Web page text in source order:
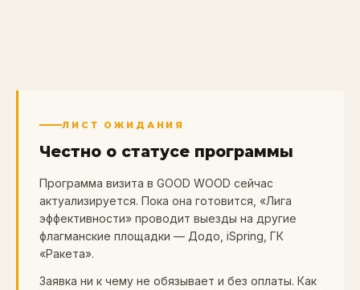
ЛИСТ ОЖИДАНИЯ
Честно о статусе программы
Программа визита в GOOD WOOD сейчас
актуализируется. Пока она готовится, «Лига
эффективности» проводит выезды на другие
флагманские площадки — Додо, iSpring, ГК
«Ракета».
Заявка ни к чему не обязывает и без оплаты. Как